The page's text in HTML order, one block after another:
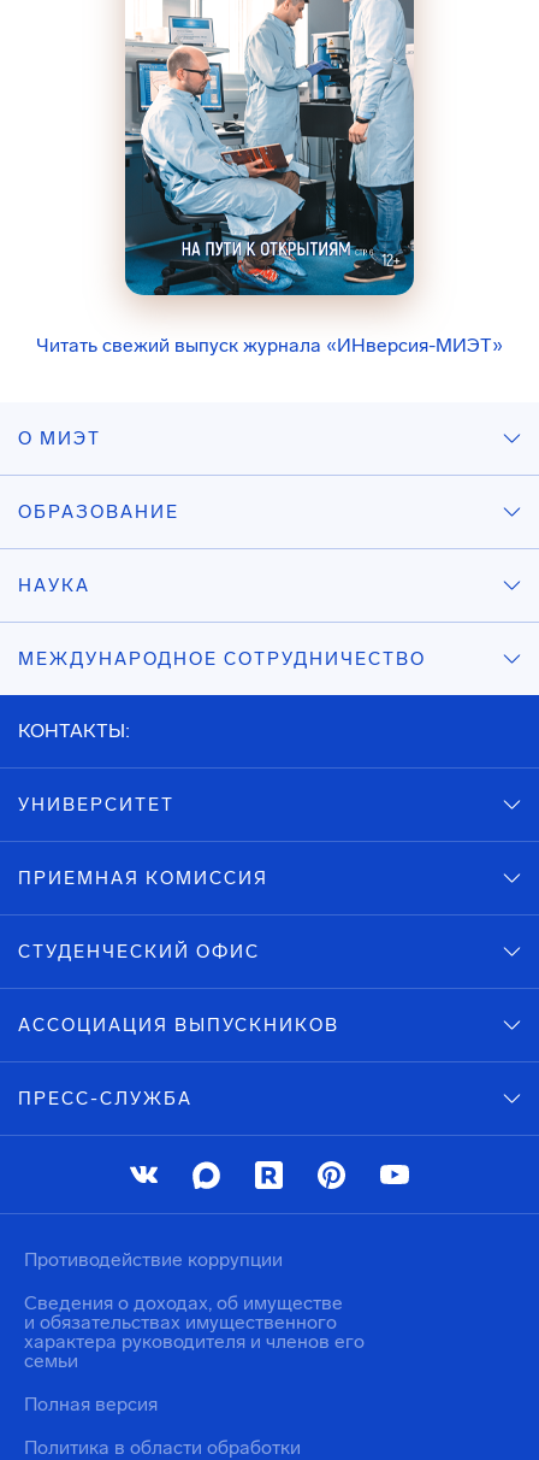
Читать свежий выпуск журнала «ИНверсия-МИЭТ»
О МИЭТ
ОБРАЗОВАНИЕ
НАУКА
МЕЖДУНАРОДНОЕ СОТРУДНИЧЕСТВО
КОНТАКТЫ:
УНИВЕРСИТЕТ
ПРИЕМНАЯ КОМИССИЯ
СТУДЕНЧЕСКИЙ ОФИС
АССОЦИАЦИЯ ВЫПУСКНИКОВ
ПРЕСС-СЛУЖБА
Политика в области обработки
Противодействие коррупции
Сведения о доходах, об имуществе
и обязательствах имущественного
характера руководителя и членов его
семьи
Полная версия